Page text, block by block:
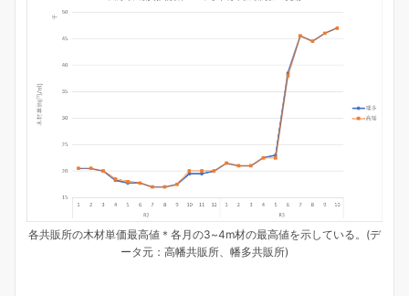
各共販所の木材単価最高値＊各月の3~4m材の最高値を示している。(デ
ータ元：高幡共販所、幡多共販所)